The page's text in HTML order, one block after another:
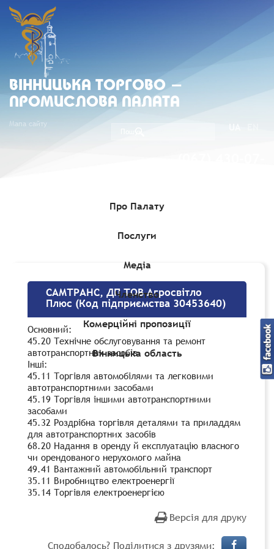
ВIННИЦЬКА ТОРГОВО -
ПРОМИСЛОВА ПАЛАТА
Мапа сайту
Про Палату
Послуги
Медіа
Членство
Комерційні пропозиції
Вінницька область
Члени Вінницької ТПП
САМТРАНС, ДП ТОВ Агросвітло
Плюс (Код підприємства 30453640)
Основний:
45.20 Технічне обслуговування та ремонт
автотранспортних засобів
Інші:
45.11 Торгівля автомобілями та легковими
автотранспортними засобами
45.19 Торгівля іншими автотранспортними
засобами
45.32 Роздрібна торгівля деталями та приладдям
для автотранспортних засобів
68.20 Надання в оренду й експлуатацію власного
чи орендованого нерухомого майна
49.41 Вантажний автомобільний транспорт
35.11 Виробництво електроенергії
35.14 Торгівля електроенергією
Версія для друку
Сподобалось? Поділитися з друзями: